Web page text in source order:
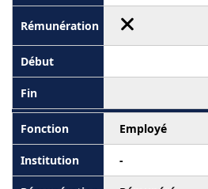
Employé
-